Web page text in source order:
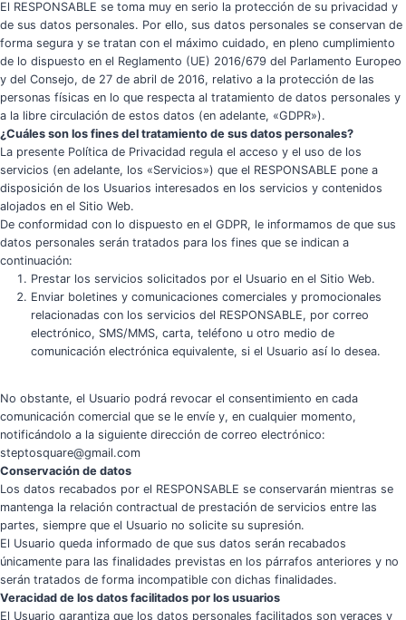
El RESPONSABLE se toma muy en serio la protección de su privacidad y
de sus datos personales. Por ello, sus datos personales se conservan de
forma segura y se tratan con el máximo cuidado, en pleno cumplimiento
de lo dispuesto en el Reglamento (UE) 2016/679 del Parlamento Europeo
y del Consejo, de 27 de abril de 2016, relativo a la protección de las
personas físicas en lo que respecta al tratamiento de datos personales y
a la libre circulación de estos datos (en adelante, «GDPR»).
¿Cuáles son los fines del tratamiento de sus datos personales?
La presente Política de Privacidad regula el acceso y el uso de los
servicios (en adelante, los «Servicios») que el RESPONSABLE pone a
disposición de los Usuarios interesados en los servicios y contenidos
alojados en el Sitio Web.
De conformidad con lo dispuesto en el GDPR, le informamos de que sus
datos personales serán tratados para los fines que se indican a
continuación:
Prestar los servicios solicitados por el Usuario en el Sitio Web.
Enviar boletines y comunicaciones comerciales y promocionales
relacionadas con los servicios del RESPONSABLE, por correo
electrónico, SMS/MMS, carta, teléfono u otro medio de
comunicación electrónica equivalente, si el Usuario así lo desea.
No obstante, el Usuario podrá revocar el consentimiento en cada
comunicación comercial que se le envíe y, en cualquier momento,
notificándolo a la siguiente dirección de correo electrónico:
steptosquare@gmail.com
Conservación de datos
Los datos recabados por el RESPONSABLE se conservarán mientras se
mantenga la relación contractual de prestación de servicios entre las
partes, siempre que el Usuario no solicite su supresión.
El Usuario queda informado de que sus datos serán recabados
únicamente para las finalidades previstas en los párrafos anteriores y no
serán tratados de forma incompatible con dichas finalidades.
Veracidad de los datos facilitados por los usuarios
El Usuario garantiza que los datos personales facilitados son veraces y